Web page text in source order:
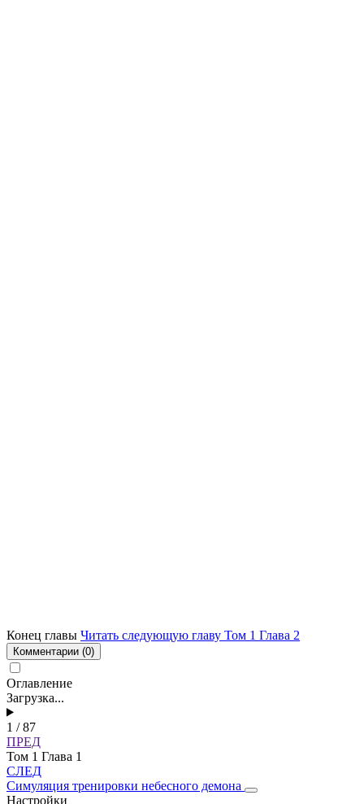
Конец главы Читать следующую главу Том 1 Глава 2
Комментарии (0)
Оглавление
Загрузка...
1 / 87
ПРЕД
Том 1 Глава 1
СЛЕД
Симуляция тренировки небесного демона
Настройки